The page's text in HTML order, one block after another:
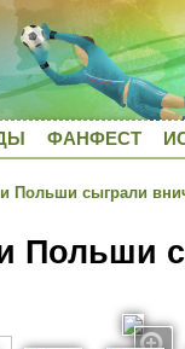
ФАНФЕСТ
Польши сыграли
Польши